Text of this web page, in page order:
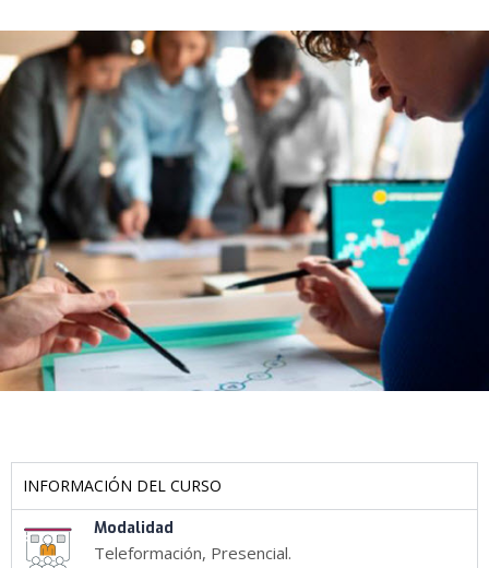
INFORMACIÓN DEL CURSO
Modalidad
Teleformación, Presencial.